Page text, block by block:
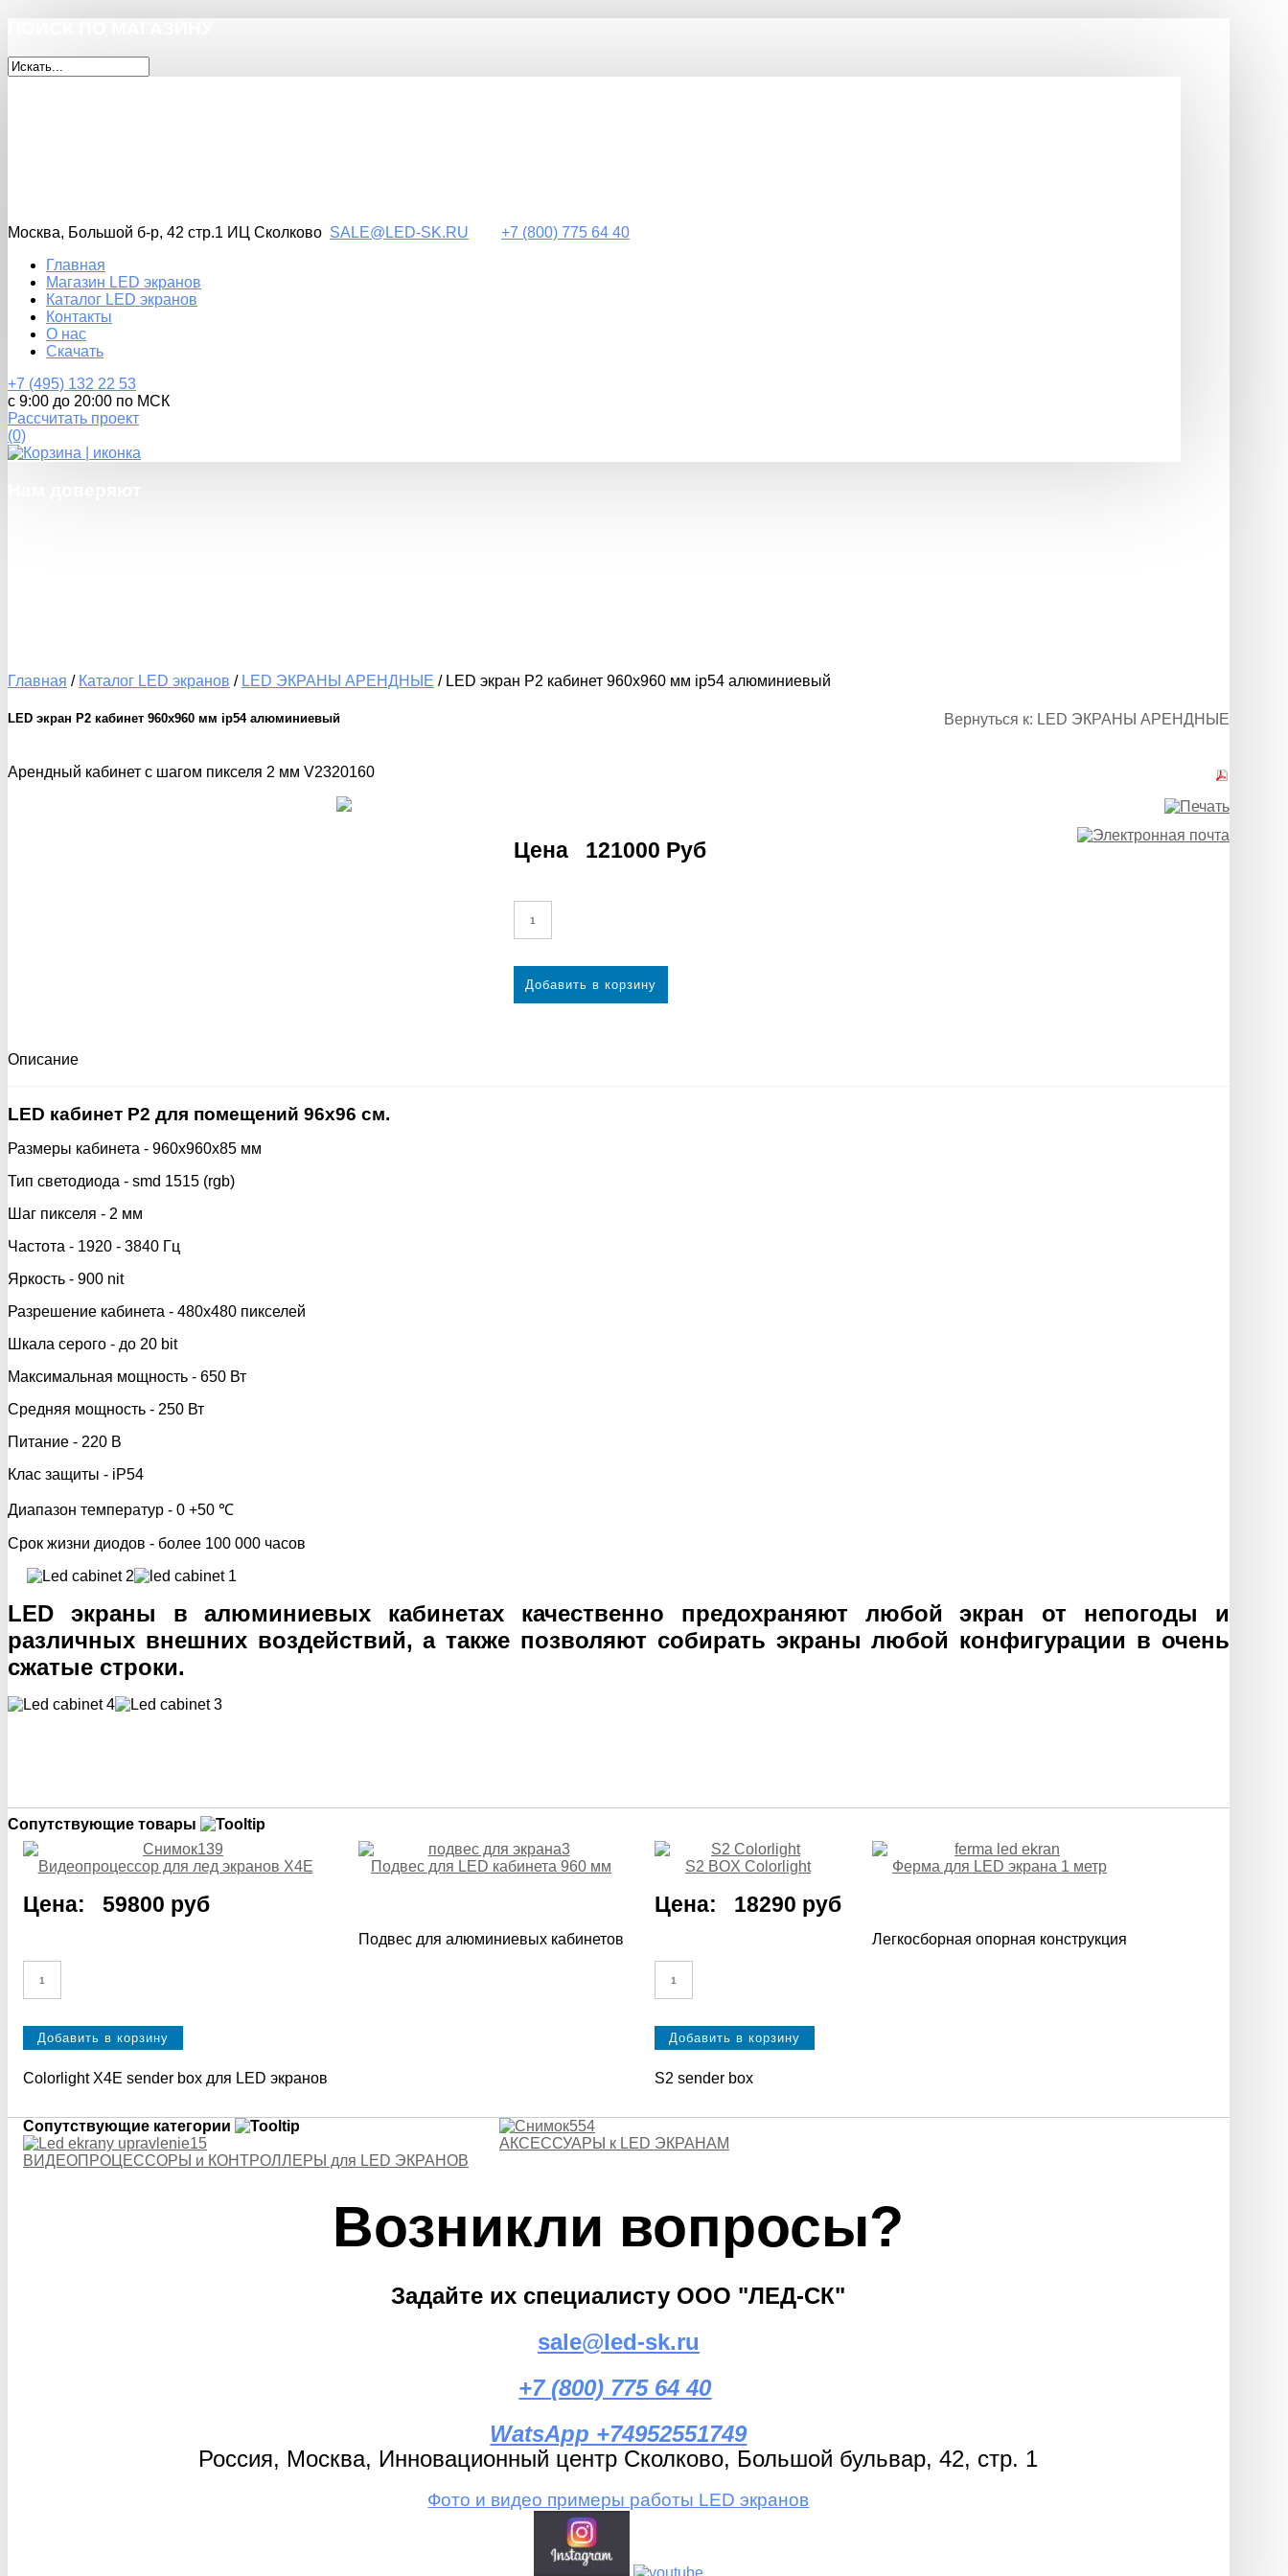
Москва, Большой б-р, 42 стр.1 ИЦ Сколково SALE@LED-SK.RU +7 (800) 775 64 40
Главная
Магазин LED экранов
Каталог LED экранов
Контакты
О нас
Скачать
+7 (495) 132 22 53
с 9:00 до 20:00 по МСК
Рассчитать проект
(0)
Главная / Каталог LED экранов / LED ЭКРАНЫ АРЕНДНЫЕ / LED экран P2 кабинет 960x960 мм ip54 алюминиевый
Вернуться к: LED ЭКРАНЫ АРЕНДНЫЕ
LED экран P2 кабинет 960x960 мм ip54 алюминиевый
Арендный кабинет с шагом пикселя 2 мм V2320160
Цена 121000 Руб
Описание
LED кабинет P2 для помещений 96х96 см.
Размеры кабинета - 960х960х85 мм
Тип светодиода - smd 1515 (rgb)
Шаг пикселя - 2 мм
Частота - 1920 - 3840 Гц
Яркость - 900 nit
Разрешение кабинета - 480х480 пикселей
Шкала серого - до 20 bit
Максимальная мощность - 650 Вт
Средняя мощность - 250 Вт
Питание - 220 В
Клас защиты - iP54
Диапазон температур - 0 +50 ℃
Срок жизни диодов - более 100 000 часов
LED экраны в алюминиевых кабинетах качественно предохраняют любой экран от непогоды и
различных внешних воздействий, а также позволяют собирать экраны любой конфигурации в очень
сжатые строки.
Сопутствующие товары
Видеопроцессор для лед экранов X4E
Цена: 59800 руб
Colorlight X4E sender box для LED экранов
Подвес для LED кабинета 960 мм
Подвес для алюминиевых кабинетов
S2 BOX Colorlight
Цена: 18290 руб
S2 sender box
Ферма для LED экрана 1 метр
Легкосборная опорная конструкция
Сопутствующие категории
ВИДЕОПРОЦЕССОРЫ и КОНТРОЛЛЕРЫ для LED ЭКРАНОВ
АКСЕССУАРЫ к LED ЭКРАНАМ
Возникли вопросы?
Задайте их специалисту ООО "ЛЕД-СК"
sale@led-sk.ru
+7 (800) 775 64 40
WatsApp +74952551749
Россия, Москва, Инновационный центр Сколково, Большой бульвар, 42, стр. 1
Фото и видео примеры работы LED экранов